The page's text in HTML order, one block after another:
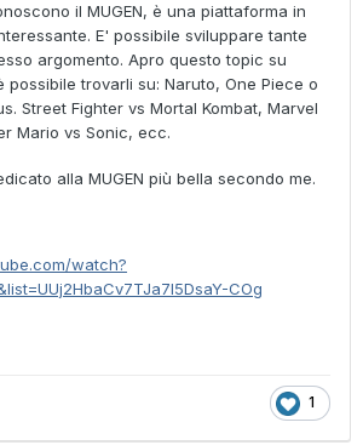
il MUGEN, è una piattaforma in
E' possibile sviluppare tante
argomento. Apro questo topic su
possibile trovarli su: Naruto, One Piece o
Street Fighter vs Mortal Kombat, Marvel
Mario vs Sonic, ecc.
alla MUGEN più bella secondo me.
watch?
COg
1